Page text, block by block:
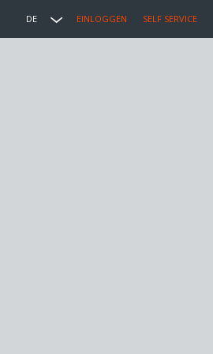
DE EINLOGGEN SELF SERVICE